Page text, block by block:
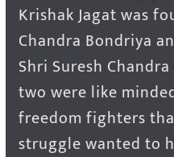
Krishak Jagat was
Chandra Bondriya
Shri Suresh
two were like
freedom fighters
struggle wanted to